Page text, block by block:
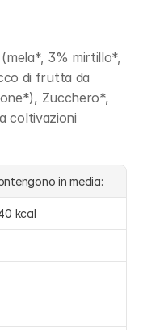
3% mirtillo*,
di frutta da
Zucchero*,
coltivazioni
in media:
kcal